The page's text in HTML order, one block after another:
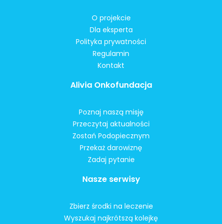
O projekcie
Dla eksperta
Polityka prywatności
Regulamin
Kontakt
Alivia Onkofundacja
Poznaj naszą misję
Przeczytaj aktualności
Zostań Podopiecznym
Przekaż darowiznę
Zadaj pytanie
Nasze serwisy
Zbierz środki na leczenie
Wyszukaj najkrótszą kolejkę